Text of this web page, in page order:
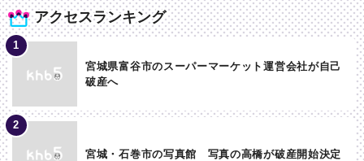
アクセスランキング
宮城県富谷市のスーパーマーケット運営会社が自己
破産へ
宮城・石巻市の写真館 写真の高橋が破産開始決定